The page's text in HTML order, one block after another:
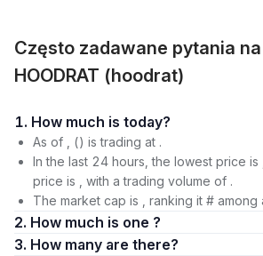
Często zadawane pytania
HOODRAT (hoodrat)
1. How much is today?
As of , () is trading at .
In the last 24 hours, the lowest price is
price is , with a trading volume of .
The market cap is , ranking it #
2. How much is one ?
3. How many are there?